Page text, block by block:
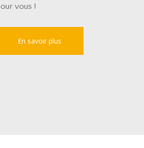
vous !
En savoir plus